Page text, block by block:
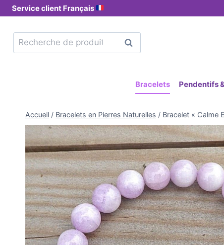
Service client Français
Recherche
Bracelets Pendentifs
Accueil / Bracelets en Pierres Naturelles / Bracelet « Calme